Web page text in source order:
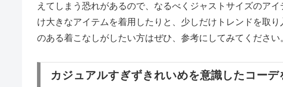
えてしまう恐れがあるので、なるべくジャストサイズのア
け大きなアイテムを着用したりと、少しだけトレンドを取
のある着こなしがしたい方はぜひ、参考にしてみてください
カジュアルすぎずきれいめを意識したコーデ